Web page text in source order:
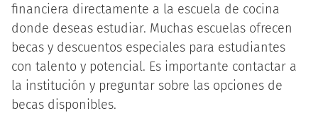
financiera directamente a la escuela de cocina
donde deseas estudiar. Muchas escuelas ofrecen
becas y descuentos especiales para estudiantes
con talento y potencial. Es importante contactar a
la institución y preguntar sobre las opciones de
becas disponibles.